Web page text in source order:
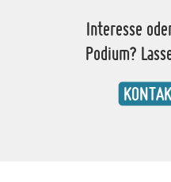
Interesse
Podium?